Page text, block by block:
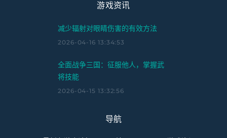
游戏资讯
减少辐射对眼睛伤害的有效方法
2026-04-16 13:34:53
全面战争三国：征服他人，掌握武
将技能
2026-04-15 13:32:56
导航